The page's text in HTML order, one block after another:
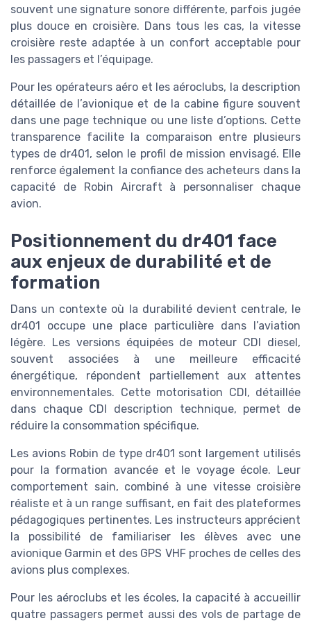
souvent une signature sonore différente, parfois jugée
plus douce en croisière. Dans tous les cas, la vitesse
croisière reste adaptée à un confort acceptable pour
les passagers et l’équipage.
Pour les opérateurs aéro et les aéroclubs, la description
détaillée de l’avionique et de la cabine figure souvent
dans une page technique ou une liste d’options. Cette
transparence facilite la comparaison entre plusieurs
types de dr401, selon le profil de mission envisagé. Elle
renforce également la confiance des acheteurs dans la
capacité de Robin Aircraft à personnaliser chaque
avion.
Positionnement du dr401 face
aux enjeux de durabilité et de
formation
Dans un contexte où la durabilité devient centrale, le
dr401 occupe une place particulière dans l’aviation
légère. Les versions équipées de moteur CDI diesel,
souvent associées à une meilleure efficacité
énergétique, répondent partiellement aux attentes
environnementales. Cette motorisation CDI, détaillée
dans chaque CDI description technique, permet de
réduire la consommation spécifique.
Les avions Robin de type dr401 sont largement utilisés
pour la formation avancée et le voyage école. Leur
comportement sain, combiné à une vitesse croisière
réaliste et à un range suffisant, en fait des plateformes
pédagogiques pertinentes. Les instructeurs apprécient
la possibilité de familiariser les élèves avec une
avionique Garmin et des GPS VHF proches de celles des
avions plus complexes.
Pour les aéroclubs et les écoles, la capacité à accueillir
quatre passagers permet aussi des vols de partage de